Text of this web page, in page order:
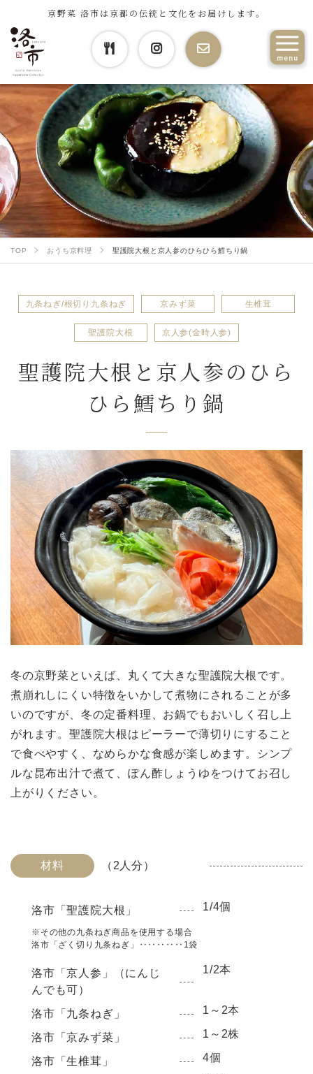
京野菜 洛市は京都の伝統と文化をお届けします。
TOP おうち京料理 聖護院大根と京人参のひらひら鱈ちり鍋
九条ねぎ/根切り九条ねぎ 京みず菜 生椎茸
聖護院大根 京人参(金時人参)
聖護院大根と京人参のひら
ひら鱈ちり鍋
冬の京野菜といえば、丸くて大きな聖護院大根です。
煮崩れしにくい特徴をいかして煮物にされることが多
いのですが、冬の定番料理、お鍋でもおいしく召し上
がれます。聖護院大根はピーラーで薄切りにすること
で食べやすく、なめらかな食感が楽しめます。シンプ
ルな昆布出汁で煮て、ぽん酢しょうゆをつけてお召し
上がりください。
材料 （2人分）
洛市「聖護院大根」 1/4個
※その他の九条ねぎ商品を使用する場合
洛市「ざく切り九条ねぎ」‥‥‥‥‥1袋
洛市「京人参」（にんじ
んでも可）
1/2本
洛市「九条ねぎ」 1～2本
洛市「京みず菜」 1～2株
洛市「生椎茸」 4個